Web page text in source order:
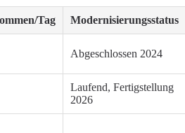
Tag Modernisierungsstatus
Abgeschlossen 2024
Laufend, Fertigstellung
2026